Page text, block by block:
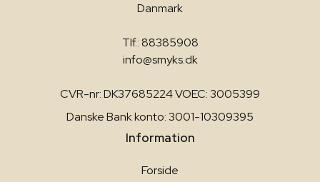
Danmark
Tlf.: 88385908
info@smyks.dk
CVR-nr: DK37685224 VOEC: 3005399
Danske Bank konto: 3001-10309395
Information
Forside